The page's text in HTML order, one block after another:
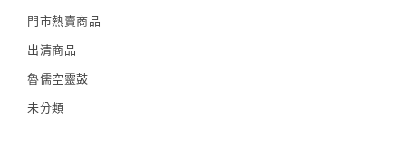
門市熱賣商品
出清商品
魯儒空靈鼓
未分類